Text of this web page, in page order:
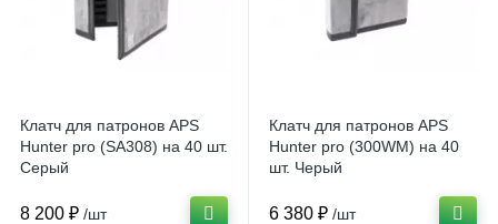
Клатч для патронов APS
Hunter pro (SA308) на 40 шт.
Серый
8 200 ₽ /шт
Клатч для патронов APS
Hunter pro (300WM) на 40
шт. Черый
6 380 ₽ /шт